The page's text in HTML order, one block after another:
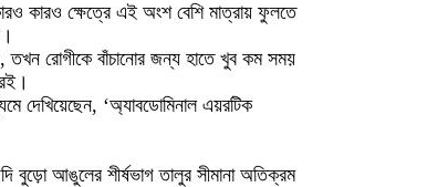
কারও ক্ষেত্রে এই অংশ বেশি মাত্রায় ফুলতে
তখন রোগীকে বাঁচানোর জন্য হাতে খুব কম সময়
দেখিয়েছেন, ‘অ্যাবডোমিনাল এয়রটিক
আঙুলের শীর্ষভাগ তালুর সীমানা অতিক্রম